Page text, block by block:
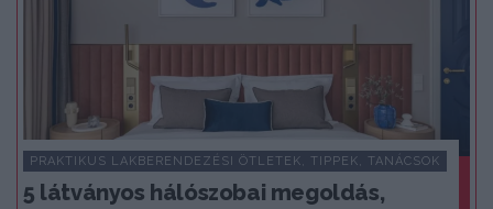
PRAKTIKUS LAKBERENDEZÉSI ÖTLETEK, TIPPEK, TANÁCSOK
5 látványos hálószobai megoldás,